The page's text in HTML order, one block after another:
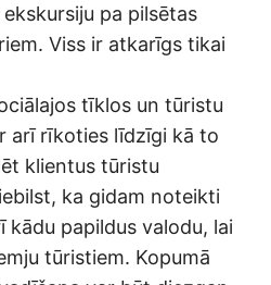
pa pilsētas
Viss ir atkarīgs tikai
tīklos un tūristu
arī rīkoties līdzīgi kā to
klientus tūristu
ka gidam noteikti
papildus valodu, lai
tūristiem. Kopumā